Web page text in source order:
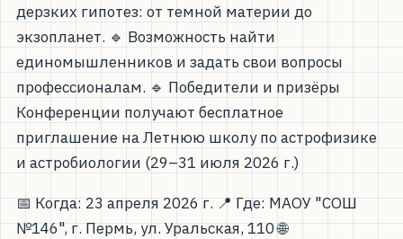
дерзких гипотез: от темной материи до
экзопланет. 🔹 Возможность найти
единомышленников и задать свои вопросы
профессионалам. 🔹 Победители и призёры
Конференции получают бесплатное
приглашение на Летнюю школу по астрофизике
и астробиологии (29–31 июля 2026 г.)
📅 Когда: 23 апреля 2026 г. 📍 Где: МАОУ "СОШ
№146", г. Пермь, ул. Уральская, 110 🌐